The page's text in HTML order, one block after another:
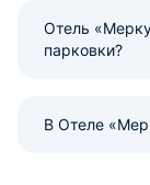
Отель
парковки?
В Отеле